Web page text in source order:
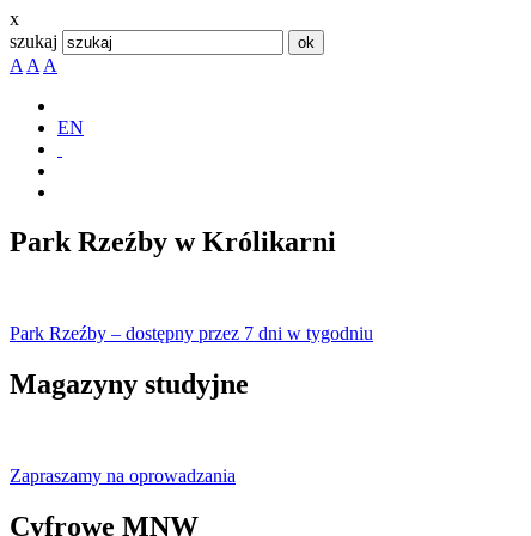
x
szukaj
A A A
EN
Park Rzeźby w Królikarni
Park Rzeźby – dostępny przez 7 dni w tygodniu
Magazyny studyjne
Zapraszamy na oprowadzania
Cyfrowe MNW